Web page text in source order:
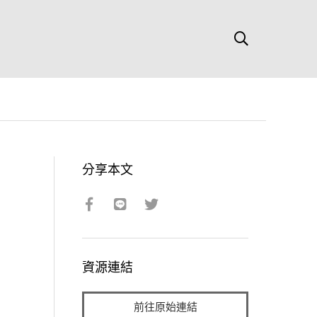
分享本文
資源連結
前往原始連結